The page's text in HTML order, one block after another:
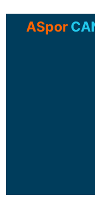
ASpor